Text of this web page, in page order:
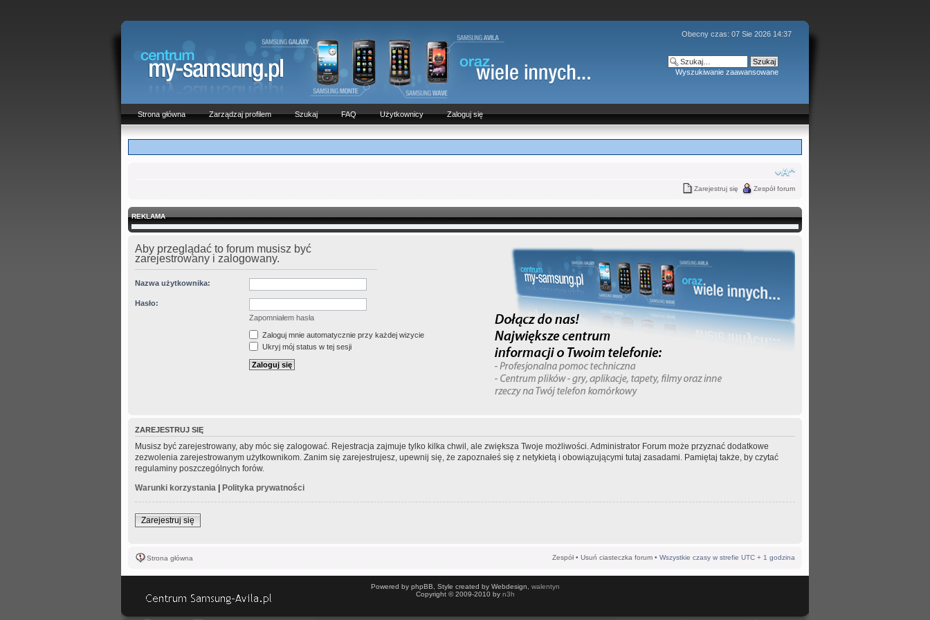
Obecny czas: 07 Sie 2026 14:37
Wyszukiwanie zaawansowane
Strona główna Zarządzaj profilem Szukaj FAQ Użytkownicy Zaloguj się
Zarejestruj się Zespół forum
REKLAMA
Aby przeglądać to forum musisz być
zarejestrowany i zalogowany.
Nazwa użytkownika:
Hasło:
Zapomniałem hasła
Zaloguj mnie automatycznie przy każdej wizycie
Ukryj mój status w tej sesji
ZAREJESTRUJ SIĘ
Musisz być zarejestrowany, aby móc się zalogować. Rejestracja zajmuje tylko kilka chwil, ale zwiększa Twoje możliwości. Administrator Forum może przyznać dodatkowe
zezwolenia zarejestrowanym użytkownikom. Zanim się zarejestrujesz, upewnij się, że zapoznałeś się z netykietą i obowiązującymi tutaj zasadami. Pamiętaj także, by czytać
regulaminy poszczególnych forów.
Warunki korzystania | Polityka prywatności
Zarejestruj się
Strona główna Zespół • Usuń ciasteczka forum • Wszystkie czasy w strefie UTC + 1 godzina
Powered by phpBB, Style created by Webdesign, walentyn
Copyright © 2009-2010 by n3h